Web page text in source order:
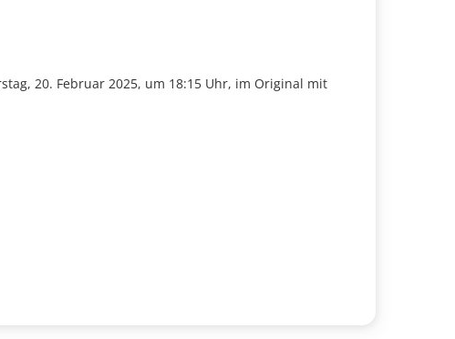
20. Februar 2025, um 18:15 Uhr, im Original mit